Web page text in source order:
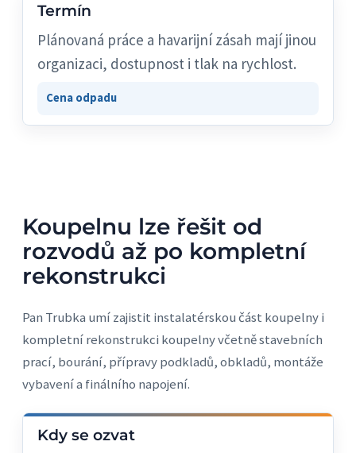
Termín
Plánovaná práce a havarijní zásah mají jinou
organizaci, dostupnost i tlak na rychlost.
Cena odpadu
Koupelnu lze řešit od
rozvodů až po kompletní
rekonstrukci
Pan Trubka umí zajistit instalatérskou část koupelny i
kompletní rekonstrukci koupelny včetně stavebních
prací, bourání, přípravy podkladů, obkladů, montáže
vybavení a finálního napojení.
Kdy se ozvat